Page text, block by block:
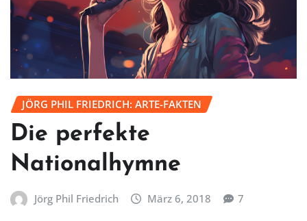
JÖRG PHIL FRIEDRICH: ARTE-FAKTEN
Die perfekte
Nationalhymne
Jörg Phil Friedrich März 6, 2018 7